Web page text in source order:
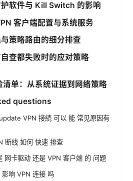
软件与 Kill Switch 的影响
客户端配置与系统服务
策略路由的细分排查
查都失败时的应对策略
单：从系统证据到网络策略
questions
VPN 接続 可以 能 常见原因有
断线 如何 快速 排查
网卡驱动 还是 VPN 客户端 的 问题
响 VPN 连接 吗